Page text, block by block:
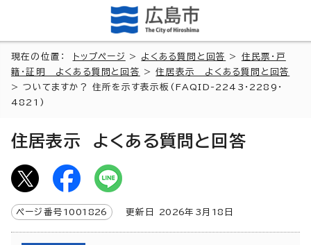
現在の位置： トップページ > よくある質問と回答 > 住民票・戸
籍・証明 よくある質問と回答
>住居表示 よくある質問と回答
> ついてますか？ 住所を示す表示板(FAQID-2243・2289・
4821)
住居表示 よくある質問と回答
ページ番号 1001826 更新日 2026年3月 18 日